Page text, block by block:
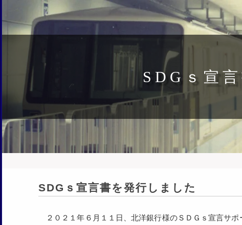
SDGｓ宣
SDGｓ宣言書を発行しました
２０２１年６月１１日、北洋銀行様のＳＤＧｓ宣言サポ